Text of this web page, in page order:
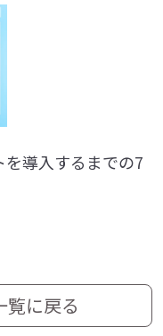
導入するまでの7
覧に戻る